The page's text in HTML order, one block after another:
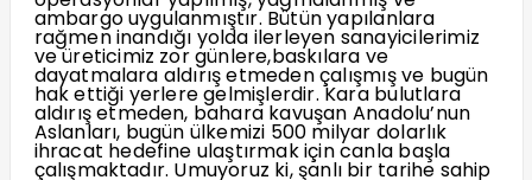
ambargo uygulanmıştır. Bütün yapılanlara
rağmen inandığı yolda ilerleyen sanayicilerimiz
ve üreticimiz zor günlere,baskılara ve
dayatmalara aldırış etmeden çalışmış ve bugün
hak ettiği yerlere gelmişlerdir. Kara bulutlara
aldırış etmeden, bahara kavuşan Anadolu’nun
Aslanları, bugün ülkemizi 500 milyar dolarlık
ihracat hedefine ulaştırmak için canla başla
çalışmaktadır. Umuyoruz ki, şanlı bir tarihe sahip